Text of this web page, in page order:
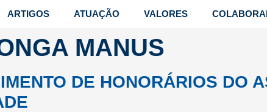
ARTIGOS ATUAÇÃO VALORES
MANUS
DE HONORÁRIOS DO